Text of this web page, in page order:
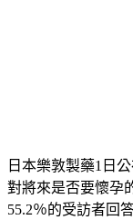
日本樂敦製藥1日
對將來是否要懷孕
55.2％的受訪者回